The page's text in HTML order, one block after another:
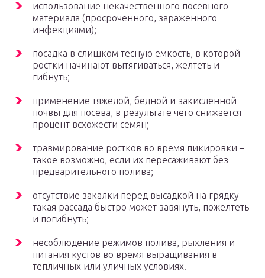
использование некачественного посевного
материала (просроченного, зараженного
инфекциями);
посадка в слишком тесную емкость, в которой
ростки начинают вытягиваться, желтеть и
гибнуть;
применение тяжелой, бедной и закисленной
почвы для посева, в результате чего снижается
процент всхожести семян;
травмирование ростков во время пикировки –
такое возможно, если их пересаживают без
предварительного полива;
отсутствие закалки перед высадкой на грядку –
такая рассада быстро может завянуть, пожелтеть
и погибнуть;
несоблюдение режимов полива, рыхления и
питания кустов во время выращивания в
тепличных или уличных условиях.